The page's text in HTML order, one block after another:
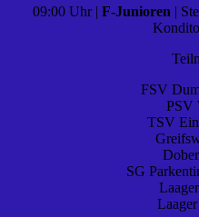
09:00 Uhr | F-Junioren |
FSV
PSV
TSV
SG